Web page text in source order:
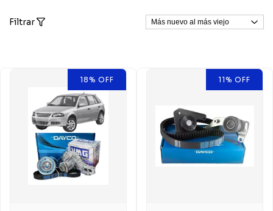
Filtrar
18% OFF 11% OFF